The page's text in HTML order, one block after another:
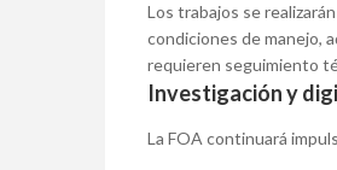
Los trabajos se
condiciones de manejo,
requieren seguimiento
Investigación y
La FOA continuará